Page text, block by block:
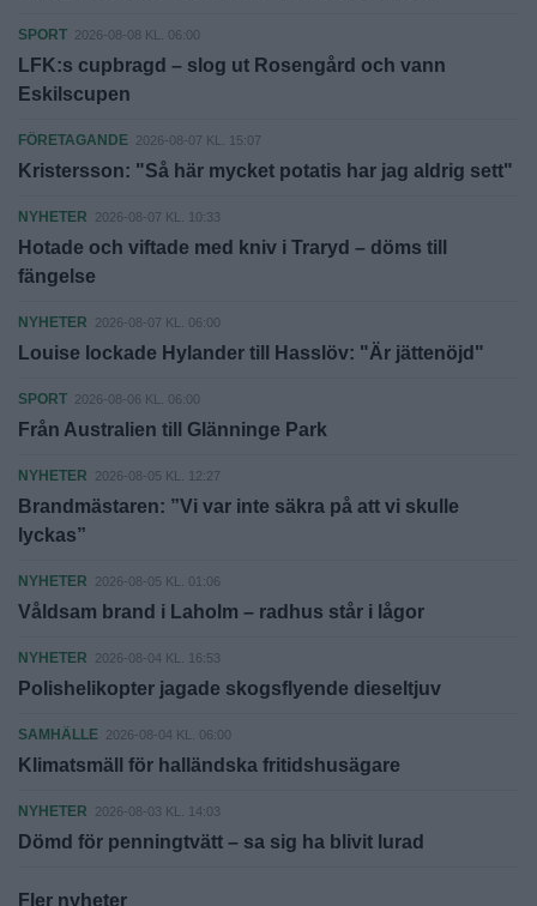
SPORT 2026-08-08 KL. 06:00
LFK:s cupbragd – slog ut Rosengård och vann
Eskilscupen
FÖRETAGANDE 2026-08-07 KL. 15:07
Kristersson: "Så här mycket potatis har jag aldrig sett"
NYHETER 2026-08-07 KL. 10:33
Hotade och viftade med kniv i Traryd – döms till
fängelse
NYHETER 2026-08-07 KL. 06:00
Louise lockade Hylander till Hasslöv: "Är jättenöjd"
SPORT 2026-08-06 KL. 06:00
Från Australien till Glänninge Park
NYHETER 2026-08-05 KL. 12:27
Brandmästaren: ”Vi var inte säkra på att vi skulle
lyckas”
NYHETER 2026-08-05 KL. 01:06
Våldsam brand i Laholm – radhus står i lågor
NYHETER 2026-08-04 KL. 16:53
Polishelikopter jagade skogsflyende dieseltjuv
SAMHÄLLE 2026-08-04 KL. 06:00
Klimatsmäll för halländska fritidshusägare
NYHETER 2026-08-03 KL. 14:03
Dömd för penningtvätt – sa sig ha blivit lurad
Fler nyheter